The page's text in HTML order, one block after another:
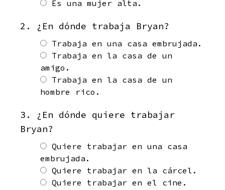
Es una mujer alta.
2. ¿En dónde trabaja Bryan?
Trabaja en una casa embrujada.
Trabaja en la casa de un
amigo.
Trabaja en la casa de un
hombre rico.
3. ¿En dónde quiere trabajar
Bryan?
Quiere trabajar en una casa
embrujada.
Quiere trabajar en la cárcel.
Quiere trabajar en el cine.